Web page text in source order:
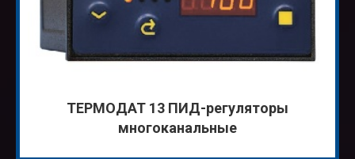
ТЕРМОДАТ 13 ПИД-регуляторы
многоканальные